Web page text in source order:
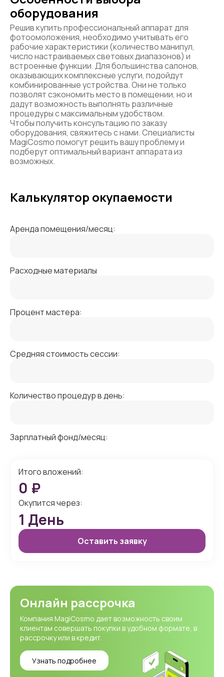
оборудования
Решив купить профессиональный аппарат для
фотоомоложения, необходимо учитывать его
рабочие характеристики (количество манипул,
число настраиваемых световых диапазонов) и
встроенные функции. Для большинства салонов,
оказывающих комплексные услуги, подойдут
комбинированные устройства. Они не только
позволят сэкономить место в помещении, но и
дадут возможность выполнять различные
процедуры с максимальным удобством.
Чтобы получить консультацию по заказу
оборудования, свяжитесь с нами. Специалисты
MagiCosmo помогут решить вашу проблему и
подберут оптимальный вариант аппарата из
возможных.
Калькулятор окупаемости
Аренда помещения/месяц:
Расходные материалы
Процент мастера:
Средняя стоимость сессии:
Количество процедур в день:
Зарплатный фонд/месяц:
Итого вложений:
0 ₽
Окупится через:
1 День
Оставить заявку
Онлайн рассрочка
Компания MagiCosmo дает возможность своим
клиентам совершать покупки в удобном формате, в
рассрочку или в кредит.
Узнать подробнее